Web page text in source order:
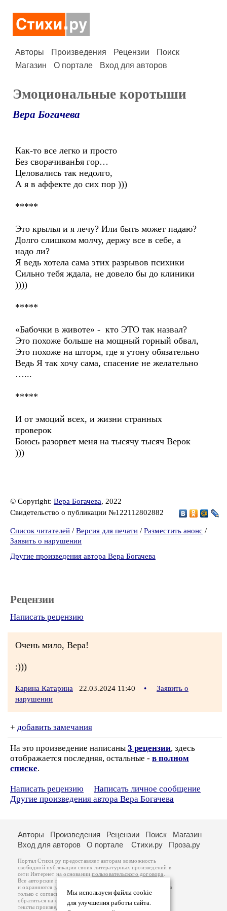
Авторы Произведения Рецензии
Поиск
Магазин
О портале Вход для авторов
Эмоциональные коротыши
Вера Богачева
Как-то все легко и просто
Без сворачиванЬя гор…
Целовались так недолго,
А я в аффекте до сих пор )))
*****
Это крылья и я лечу? Или быть может падаю?
Долго слишком молчу, держу все в себе, а
надо ли?
Я ведь хотела сама этих разрывов психики
Сильно тебя ждала, не довело бы до клиники
))))
*****
«Бабочки в животе» - кто ЭТО так назвал?
Это похоже больше на мощный горный обвал,
Это похоже на шторм, где я утону обязательно
Ведь Я так хочу сама, спасение не желательно
…...
*****
И от эмоций всех, и жизни странных
проверок
Боюсь разорвет меня на тысячу тысяч Верок
)))
© Copyright: Вера Богачева, 2022
Свидетельство о публикации №122112802882
Список читателей / Версия для печати / Разместить анонс /
Заявить о нарушении
Другие произведения автора Вера Богачева
Рецензии
Написать рецензию
Очень мило, Вера!
:)))
Карина Катарина 22.03.2024 11:40 •
Заявить о
нарушении
+ добавить замечания
На это произведение написаны 3 рецензии, здесь
отображается последняя, остальные - в полном
списке.
Написать рецензию
Написать личное сообщение
Другие произведения автора Вера Богачева
Мы используем файлы cookie
для улучшения работы сайта.
Авторы Произведения Рецензии Поиск
Магазин
Вход для авторов
О портале Стихи.ру Проза.ру
Портал Стихи.ру предоставляет авторам возможность
свободной публикации своих литературных произведений в
сети Интернет на основаниипользовательского договора
Все авторские права на произведения принадлежат авторам
и охраняются законом
. Перепечатка произведений возможна
только с согласия его автора, к которому вы можете
обратиться на его авторской странице. Ответственность за
тексты произведений авторы несут самостоятельно на